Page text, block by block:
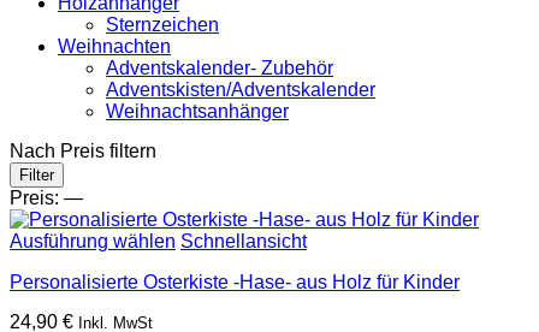
Sternzeichen
Weihnachten
Adventskalender- Zubehör
Adventskisten/Adventskalender
Weihnachtsanhänger
Nach Preis filtern
Min.
Preis
Max.
Preis
Filter
Preis: —
Ausführung wählen Schnellansicht
Personalisierte Osterkiste -Hase- aus Holz für Kinder
24,90 € Inkl. MwSt